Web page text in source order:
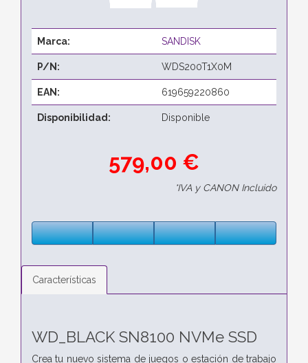
Marca: SANDISK
P/N: WDS200T1X0M
EAN: 619659220860
Disponibilidad: Disponible
579,00 €
*IVA y CANON Incluido
Características
WD_BLACK SN8100 NVMe SSD
Crea tu nuevo sistema de juegos o estación de trabajo